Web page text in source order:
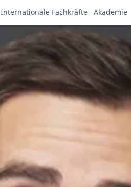
Internationale Fachkräfte Akademie